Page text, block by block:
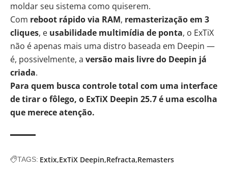
moldar seu sistema como quiserem.
Com reboot rápido via RAM, remasterização em 3
cliques, e usabilidade multimídia de ponta, o ExTiX
não é apenas mais uma distro baseada em Deepin —
é, possivelmente, a versão mais livre do Deepin já
criada.
Para quem busca controle total com uma interface
de tirar o fôlego, o ExTiX Deepin 25.7 é uma escolha
que merece atenção.
TAGS: Extix ExTiX Deepin Refracta Remasters